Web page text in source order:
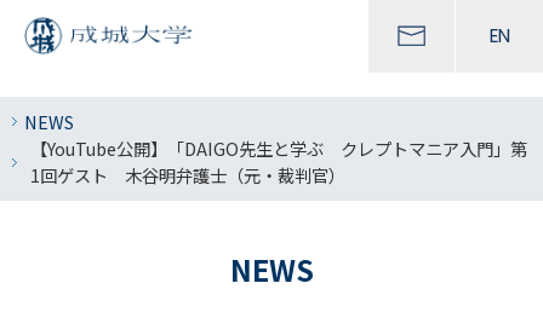
EN
NEWS
【YouTube公開】「DAIGO先生と学ぶ クレプトマニア入門」第
1回ゲスト 木谷明弁護士（元・裁判官）
NEWS